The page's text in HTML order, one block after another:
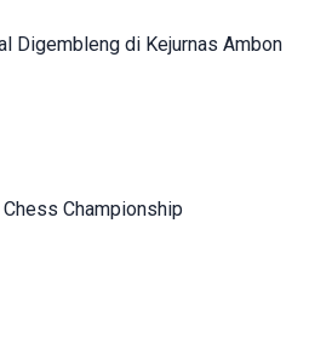
Digembleng di Kejurnas Ambon
Championship